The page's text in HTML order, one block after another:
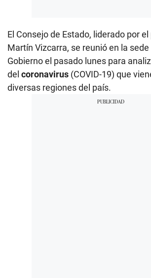
El Consejo de Estado, liderado por
Martín Vizcarra, se reunió en la
Gobierno el pasado lunes para
del coronavirus (COVID-19) que
diversas regiones del país.